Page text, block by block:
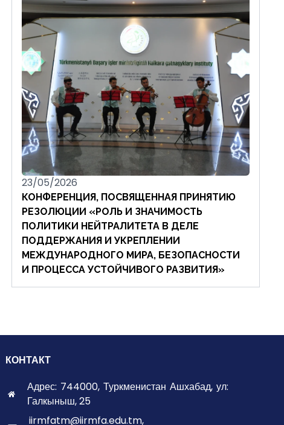
23/05/2026
КОНФЕРЕНЦИЯ, ПОСВЯЩЕННАЯ ПРИНЯТИЮ
РЕЗОЛЮЦИИ «РОЛЬ И ЗНАЧИМОСТЬ
ПОЛИТИКИ НЕЙТРАЛИТЕТА В ДЕЛЕ
ПОДДЕРЖАНИЯ И УКРЕПЛЕНИИ
МЕЖДУНАРОДНОГО МИРА, БЕЗОПАСНОСТИ
И ПРОЦЕССА УСТОЙЧИВОГО РАЗВИТИЯ»
КОНТАКТ
Адрес: 744000, Туркменистан Ашхабад, ул:
Галкыныш, 25
iirmfatm@iirmfa.edu.tm,